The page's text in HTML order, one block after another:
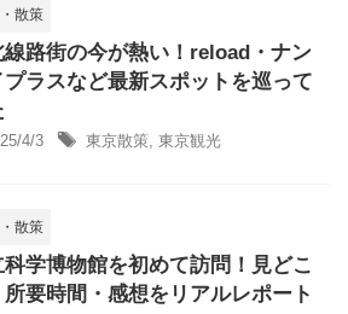
散策
線路街の今が熱い！reload・ナン
プラスなど最新スポットを巡って
4/3 東京散策, 東京観光
散策
科学博物館を初めて訪問！見どこ
所要時間・感想をリアルレポート